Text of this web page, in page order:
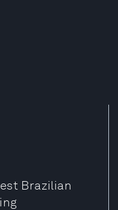
Brazilian